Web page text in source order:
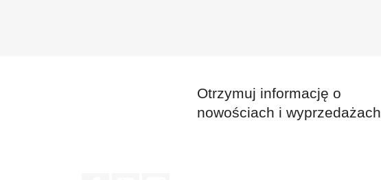
Otrzymuj informację o
nowościach i wyprzedażach